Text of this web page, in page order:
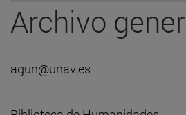
Archivo
agun@unav.es